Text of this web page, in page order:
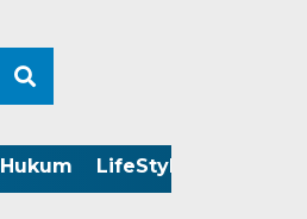
Hukum LifeStyle